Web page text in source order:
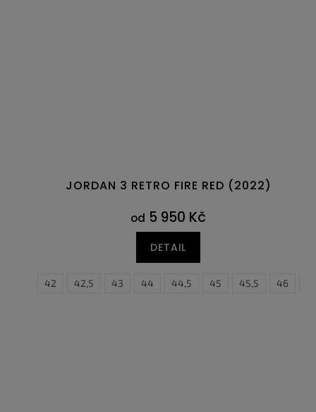
JORDAN 3 RETRO FIRE RED (2022)
od 5 950 Kč
DETAIL
42 42,5 43 44 44,5 45 45,5 46
40 40,5